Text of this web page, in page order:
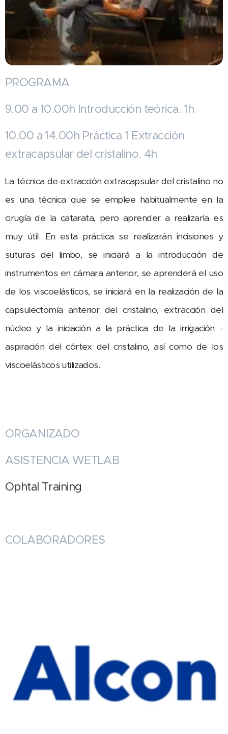
PROGRAMA
9.00 a 10.00h Introducción teórica. 1h
10.00 a 14.00h Práctica 1 Extracción
extracapsular del cristalino. 4h
La técnica de extracción extracapsular del cristalino no
es una técnica que se emplee habitualmente en la
cirugía de la catarata, pero aprender a realizarla es
muy útil. En esta práctica se realizarán incisiones y
suturas del limbo, se iniciará a la introducción de
instrumentos en cámara anterior, se aprenderá el uso
de los viscoelásticos, se iniciará en la realización de la
capsulectomía anterior del cristalino, extracción del
núcleo y la iniciación a la práctica de la irrigación -
aspiración del córtex del cristalino, así como de los
viscoelásticos utilizados.
ORGANIZADO
ASISTENCIA WETLAB
Ophtal Training
COLABORADORES